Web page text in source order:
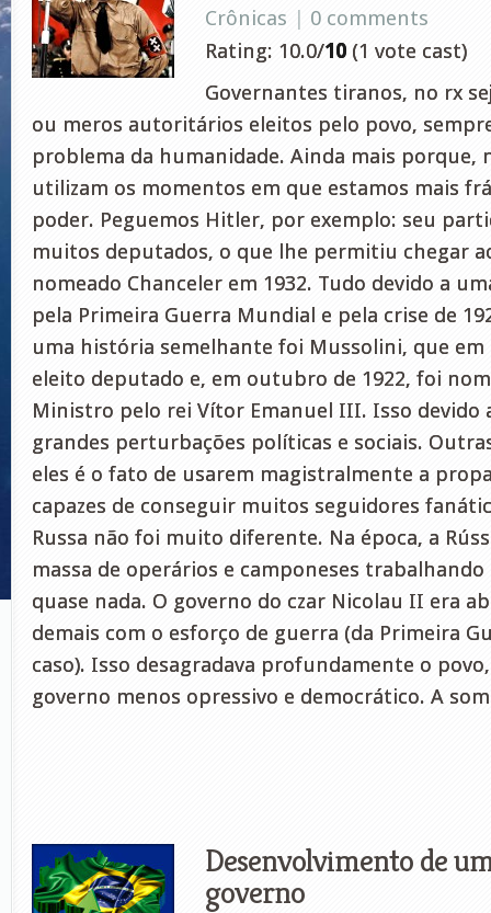
Crônicas | 0 comments
Rating: 10.0/10 (1 vote cast)
Governantes tiranos, no rx
ou meros autoritários eleitos pelo povo,
problema da humanidade. Ainda mais porque,
utilizam os momentos em que estamos mais
poder. Peguemos Hitler, por exemplo: seu
muitos deputados, o que lhe permitiu chegar
nomeado Chanceler em 1932. Tudo devido a
pela Primeira Guerra Mundial e pela crise de
uma história semelhante foi Mussolini, que em
eleito deputado e, em outubro de 1922, foi
Ministro pelo rei Vítor Emanuel III. Isso devido
grandes perturbações políticas e sociais.
eles é o fato de usarem magistralmente a
capazes de conseguir muitos seguidores
Russa não foi muito diferente. Na época, a
massa de operários e camponeses
quase nada. O governo do czar Nicolau II era
demais com o esforço de guerra (da Primeira
caso). Isso desagradava profundamente o
governo menos opressivo e democrático. A
Desenvolvimento de
governo